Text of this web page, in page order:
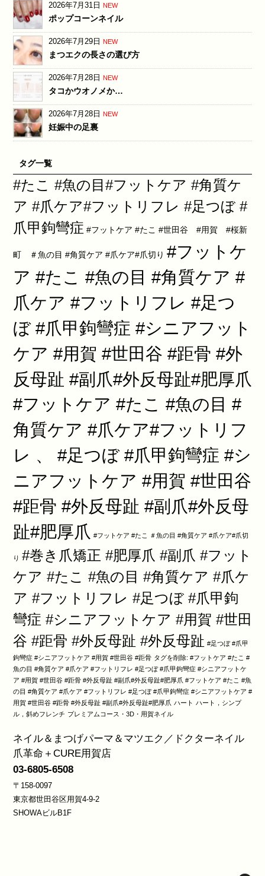
2026年7月31日 NEW
ポップコーンネイル
2026年7月29日 NEW
まつエクの長さの選び方
2026年7月28日 NEW
タコかウオノメか…
2026年7月28日 NEW
妊娠中の足裏
タグ一覧
#たこ #魚の目#フットケア #角質ケ
ア #爪ケア#フットリフレ #足つぼ #
爪甲鉤彎症 #フットケア #たこ #世田谷 #用賀 #桜新
町 ＃魚の目 #角質ケア #爪ケア#爪切り #フットケ
ア #たこ #魚の目 #角質ケア #
爪ケア #フットリフレ #足つ
ぼ #爪甲鉤彎症 #シニアフット
ケア #用賀 #世田谷 #距骨 #外
反母趾 #副爪#外反母趾#肥厚爪
#フットケア #たこ #魚の目 #
角質ケア #爪ケア#フットリフ
レ 、 #足つぼ #爪甲鉤彎症 #シ
ニアフットケア #用賀 #世田谷
#距骨 #外反母趾 #副爪#外反母
趾#肥厚爪 #フットケア #たこ ＃魚の目 #角質ケア #爪ケア#爪切
り #巻き爪矯正 #肥厚爪 #副爪 #フット
ケア #たこ #魚の目 #角質ケア #爪ケ
ア #フットリフレ #足つぼ #爪甲鉤
彎症 #シニアフットケア #用賀 #世田
谷 #距骨 #外反母趾 #外反母趾 #足つぼ #爪甲
鉤彎症 #シニアフットケア #用賀 #世田谷 #距骨 タグを削除: #フットケア #たこ #
魚の目 #角質ケア #爪ケア #フットリフレ #足つぼ #爪甲鉤彎症 #シニアフットケ
ア #用賀 #世田谷 #距骨 #外反母趾 #副爪#外反母趾#肥厚爪 #フットケア #たこ #魚
の目 #角質ケア #爪ケア #フットリフレ #足つぼ #爪甲鉤彎症 #シニアフットケア #
用賀 #世田谷 #距骨 #外反母趾 #副爪#外反母趾#肥厚爪 ハート ハート，シンプ
ル，斜めフレンチ プレミアムコース・3D・用賀ネイル
ネイル＆まつげパーマ＆マツエク／ドクターネイル
爪革命＋CURE用賀店
03-6805-6508
〒158-0097
東京都世田谷区用賀4-9-2
SHOWAビルB1F